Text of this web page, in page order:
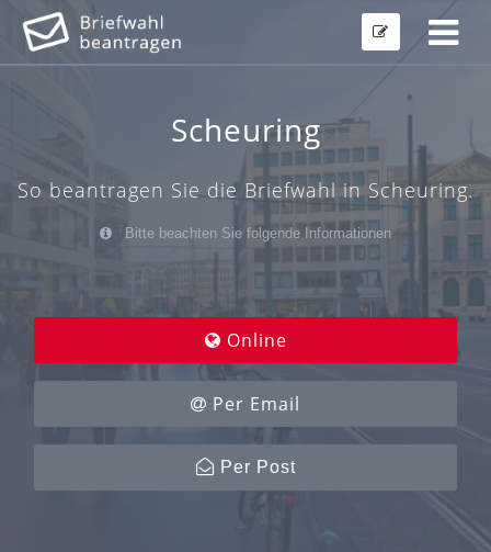
Scheuring
So beantragen Sie die Briefwahl in Scheuring.
Bitte beachten Sie folgende Informationen
Online
Per Email
Per Post